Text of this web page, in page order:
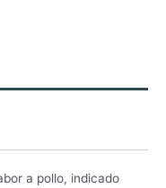
a pollo, indicado